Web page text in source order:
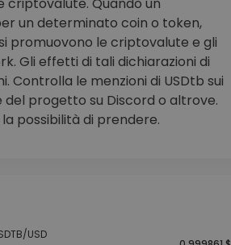
criptovalute. Quando un
un determinato coin o token,
promuovono le criptovalute e gli
Gli effetti di tali dichiarazioni di
Controlla le menzioni di USDtb sui
del progetto su Discord o altrove.
possibilità di prendere.
USD